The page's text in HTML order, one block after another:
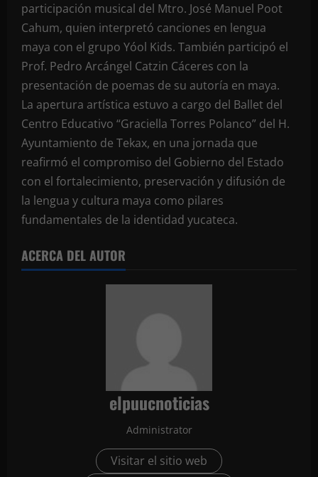
participación musical del Mtro. José Manuel Poot
Cahum, quien interpretó canciones en lengua
maya con el grupo Yóol Kids. También participó el
Prof. Pedro Arcángel Catzin Cáceres con la
presentación de poemas de su autoría en maya.
La apertura artística estuvo a cargo del Ballet del
Centro Educativo “Graciella Torres Polanco” del H.
Ayuntamiento de Tekax, en una jornada que
reafirmó el compromiso del Gobierno del Estado
con el fortalecimiento, preservación y difusión de
la lengua y cultura maya como pilares
fundamentales de la identidad yucateca.
ACERCA DEL AUTOR
elpuucnoticias
Administrator
Visitar el sitio web